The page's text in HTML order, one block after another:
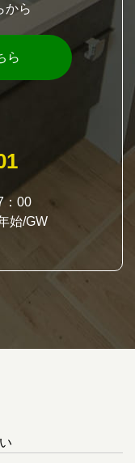
から
ら
：00
始/GW